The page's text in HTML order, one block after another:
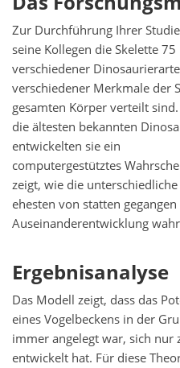
Zur Durchführung Ihrer
seine Kollegen die Skelette 75
verschiedener
verschiedener Merkmale der
gesamten Körper verteilt
die ältesten bekannten
entwickelten sie ein
computergestütztes
zeigt, wie die
ehesten von statten
Auseinanderentwicklung
Ergebnisanalyse
Das Modell zeigt, dass das
eines Vogelbeckens in der
immer angelegt war, sich nur
entwickelt hat. Für diese